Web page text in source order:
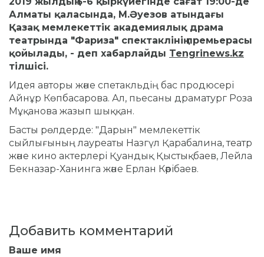
Алматы қаласында, М.Әуезов атындағы
Қазақ мемлекеттік академиялық драма
театрында "Фариза" спектаклінің премьерасы
қойылады, - деп хабарлайды Tengrinews.kz
тілшісі.
Идея авторы және спетакльдің бас продюсері
Айнұр Көпбасарова. Ал, пьесаны драматург Роза
Мұқанова жазып шыққан.
Басты рөлдерде: "Дарын" мемлекеттік
сыйлығының лауреаты Назгүл Қарабалина, театр
және кино актерлері Қуандық Қыстықбаев, Лейла
Бекназар-Ханинга және Ерлан Кәрібаев.
Добавить комментарий
Ваше имя